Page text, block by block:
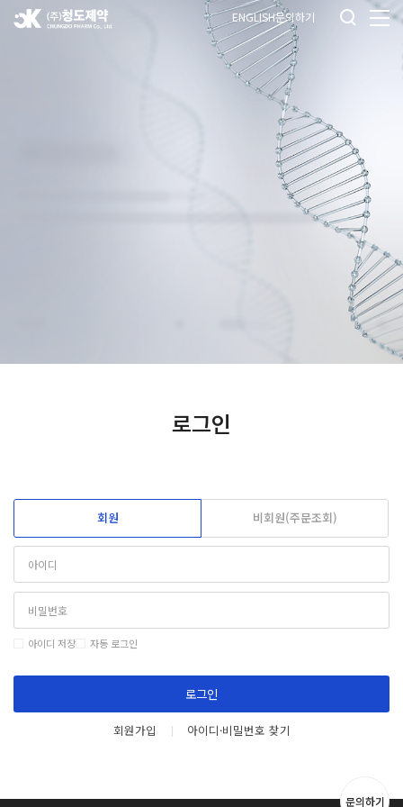
ENGLISH문의하기
로그인
문의하기
회원 비회원(주문조회)
아이디 저장 자동 로그인
로그인
회원가입 아이디·비밀번호 찾기